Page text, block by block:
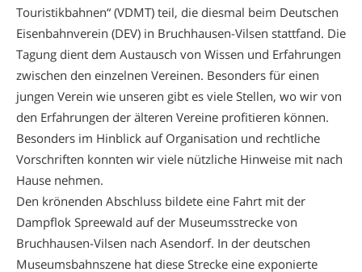
Touristikbahnen“ (VDMT) teil, die diesmal beim Deutschen
Eisenbahnverein (DEV) in Bruchhausen-Vilsen stattfand. Die
Tagung dient dem Austausch von Wissen und Erfahrungen
zwischen den einzelnen Vereinen. Besonders für einen
jungen Verein wie unseren gibt es viele Stellen, wo wir von
den Erfahrungen der älteren Vereine profitieren können.
Besonders im Hinblick auf Organisation und rechtliche
Vorschriften konnten wir viele nützliche Hinweise mit nach
Hause nehmen.
Den krönenden Abschluss bildete eine Fahrt mit der
Dampflok Spreewald auf der Museumsstrecke von
Bruchhausen-Vilsen nach Asendorf. In der deutschen
Museumsbahnszene hat diese Strecke eine exponierte